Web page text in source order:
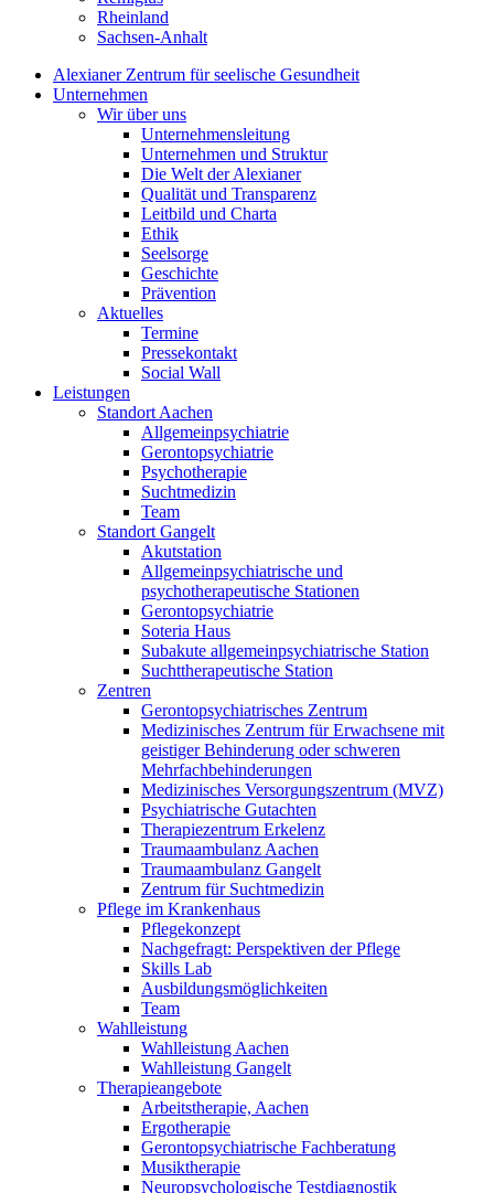
Rheinland
Sachsen-Anhalt
Alexianer Zentrum für seelische Gesundheit
Unternehmen
Wir über uns
Unternehmensleitung
Unternehmen und Struktur
Die Welt der Alexianer
Qualität und Transparenz
Leitbild und Charta
Ethik
Seelsorge
Geschichte
Prävention
Aktuelles
Termine
Pressekontakt
Social Wall
Leistungen
Standort Aachen
Allgemeinpsychiatrie
Gerontopsychiatrie
Psychotherapie
Suchtmedizin
Team
Standort Gangelt
Akutstation
Allgemeinpsychiatrische und
psychotherapeutische Stationen
Gerontopsychiatrie
Soteria Haus
Subakute allgemeinpsychiatrische Station
Suchttherapeutische Station
Zentren
Gerontopsychiatrisches Zentrum
Medizinisches Zentrum für Erwachsene mit
geistiger Behinderung oder schweren
Mehrfachbehinderungen
Medizinisches Versorgungszentrum (MVZ)
Psychiatrische Gutachten
Therapiezentrum Erkelenz
Traumaambulanz Aachen
Traumaambulanz Gangelt
Zentrum für Suchtmedizin
Pflege im Krankenhaus
Pflegekonzept
Nachgefragt: Perspektiven der Pflege
Skills Lab
Ausbildungsmöglichkeiten
Team
Wahlleistung
Wahlleistung Aachen
Wahlleistung Gangelt
Therapieangebote
Arbeitstherapie, Aachen
Ergotherapie
Gerontopsychiatrische Fachberatung
Musiktherapie
Neuropsychologische Testdiagnostik